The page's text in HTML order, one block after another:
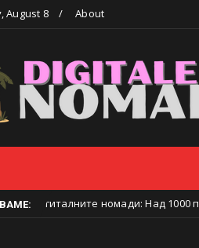
August 8 About
Над 1000 професионалисти